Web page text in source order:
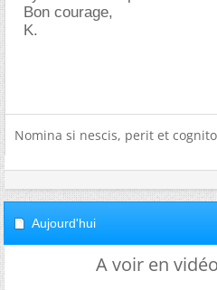
Bon courage,
K.
Nomina si nescis, perit et
Aujourd'hui
A voir en